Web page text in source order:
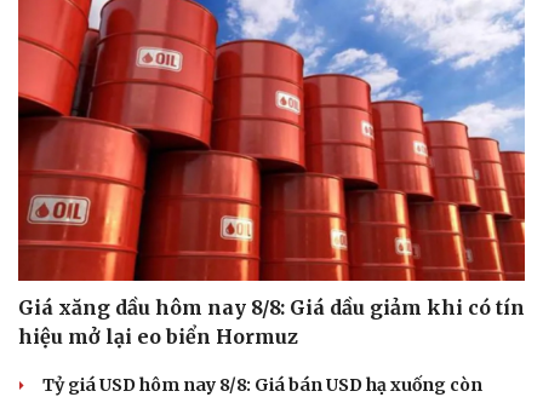
Giá xăng dầu hôm nay 8/8: Giá dầu giảm khi có tín
hiệu mở lại eo biển Hormuz
Tỷ giá USD hôm nay 8/8: Giá bán USD hạ xuống còn